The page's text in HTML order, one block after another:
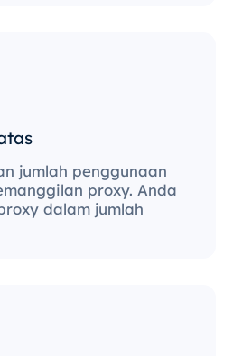
jumlah penggunaan
proxy. Anda
dalam jumlah